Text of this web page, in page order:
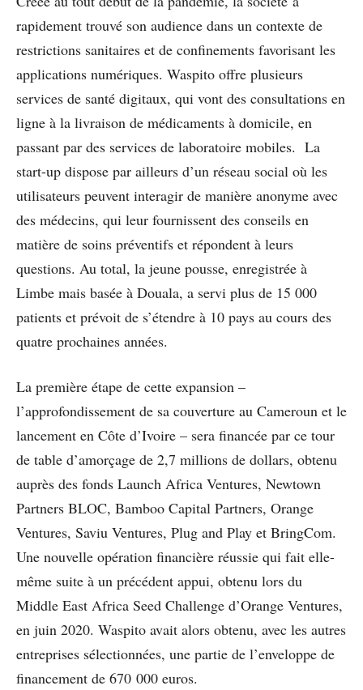
rapidement trouvé son audience dans un contexte de
restrictions sanitaires et de confinements favorisant les
applications numériques. Waspito offre plusieurs
services de santé digitaux, qui vont des consultations en
ligne à la livraison de médicaments à domicile, en
passant par des services de laboratoire mobiles. La
start-up dispose par ailleurs d’un réseau social où les
utilisateurs peuvent interagir de manière anonyme avec
des médecins, qui leur fournissent des conseils en
matière de soins préventifs et répondent à leurs
questions. Au total, la jeune pousse, enregistrée à
Limbe mais basée à Douala, a servi plus de 15 000
patients et prévoit de s’étendre à 10 pays au cours des
quatre prochaines années.
La première étape de cette expansion –
l’approfondissement de sa couverture au Cameroun et le
lancement en Côte d’Ivoire – sera financée par ce tour
de table d’amorçage de 2,7 millions de dollars, obtenu
auprès des fonds Launch Africa Ventures, Newtown
Partners BLOC, Bamboo Capital Partners, Orange
Ventures, Saviu Ventures, Plug and Play et BringCom.
Une nouvelle opération financière réussie qui fait elle-
même suite à un précédent appui, obtenu lors du
Middle East Africa Seed Challenge d’Orange Ventures,
en juin 2020. Waspito avait alors obtenu, avec les autres
entreprises sélectionnées, une partie de l’enveloppe de
financement de 670 000 euros.